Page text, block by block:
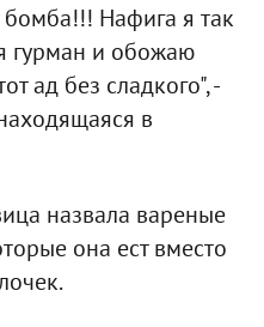
Нафига я так
гурман и обожаю
ад без сладкого", -
в
назвала вареные
она ест вместо